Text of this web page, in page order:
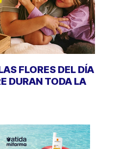
FLORES DEL DÍA
DURAN TODA LA